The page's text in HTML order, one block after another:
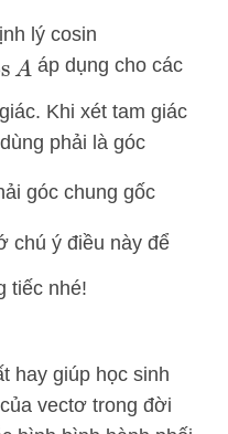
lý cosin
áp dụng cho các
Khi xét tam giác
phải là góc
góc chung gốc
chú ý điều này để
tiếc nhé!
hay giúp học sinh
vectơ trong đời